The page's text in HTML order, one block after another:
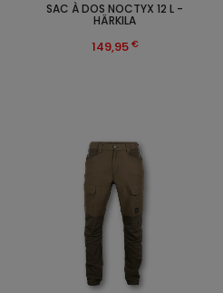
SAC À DOS NOCTYX 12 L -
HÄRKILA
149,95 €